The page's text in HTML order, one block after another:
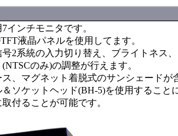
インチモニタです。
液晶パネルを使用してます。
2系統の入力切り替え、ブライトネス、
のみ)の調整が行えます。
、マグネット着脱式のサンシェードが
ソケットヘッド(BH-5)を使用すること
付ることが可能です。